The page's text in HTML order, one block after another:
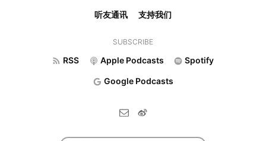
听友通讯 支持我们
SUBSCRIBE
RSS Apple Podcasts Spotify
Google Podcasts